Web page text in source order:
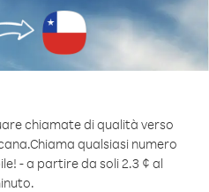
chiamate di qualità verso
Chiama qualsiasi numero
- a partire da soli 2.3 ¢ al